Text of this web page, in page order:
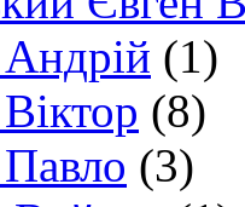
(1)
(8)
(3)